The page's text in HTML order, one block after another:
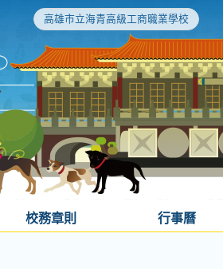
高雄市立海青高級工商職業學校
校務章則 行事曆